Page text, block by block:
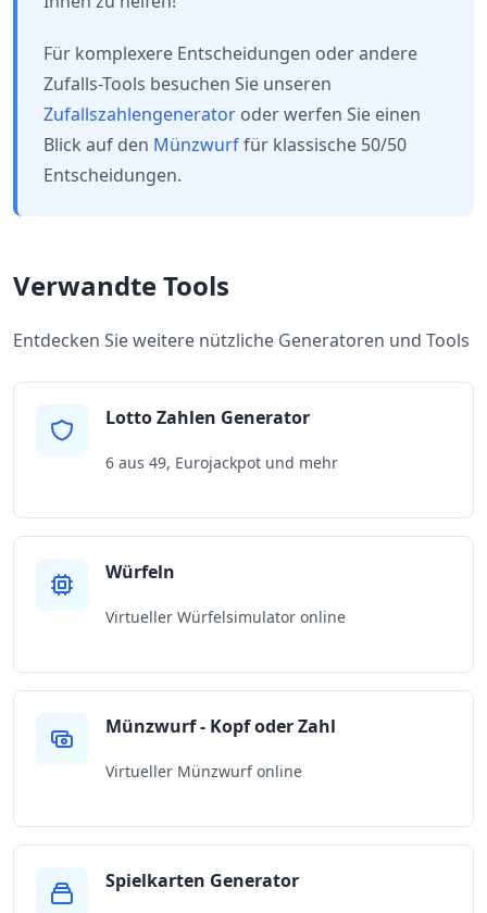
Für komplexere Entscheidungen oder andere
Zufalls-Tools besuchen Sie unseren
Zufallszahlengenerator oder werfen Sie einen
Blick auf den Münzwurffür klassische 50/50
Entscheidungen.
Verwandte Tools
Entdecken Sie weitere nützliche Generatoren und Tools
Lotto Zahlen Generator
6 aus 49, Eurojackpot und mehr
Würfeln
Virtueller Würfelsimulator online
Münzwurf - Kopf oder Zahl
Virtueller Münzwurf online
Spielkarten Generator